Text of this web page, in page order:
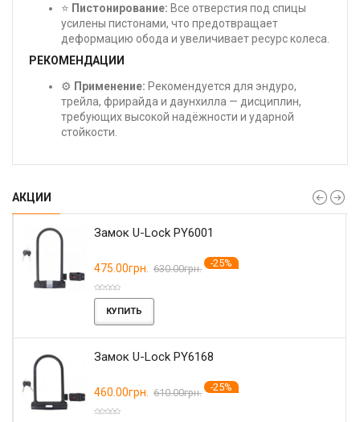
⭐ Пистонирование: Все отверстия под спицы
усилены пистонами, что предотвращает
деформацию обода и увеличивает ресурс колеса.
РЕКОМЕНДАЦИИ
⚙️ Применение: Рекомендуется для эндуро,
трейла, фрирайда и даунхилла — дисциплин,
требующих высокой надёжности и ударной
стойкости.
АКЦИИ
Замок U-Lock PY6001
475.00грн. 630.00грн. -25%
КУПИТЬ
Замок U-Lock PY6168
460.00грн. 610.00грн. -25%